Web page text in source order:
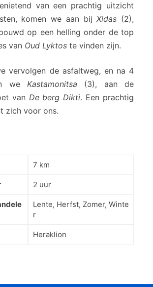
van een prachtig uitzicht
komen we aan bijXidas (2),
op een helling onder de top
van Oud Lyktos te vinden zijn.
vervolgen de asfaltweg, en na 4
we Kastamonitsa (3), aan de
van De berg Dikti. Een prachtig
zich voor ons.
7 km
2 uur
Lente, Herfst, Zomer, Winte
r
Heraklion